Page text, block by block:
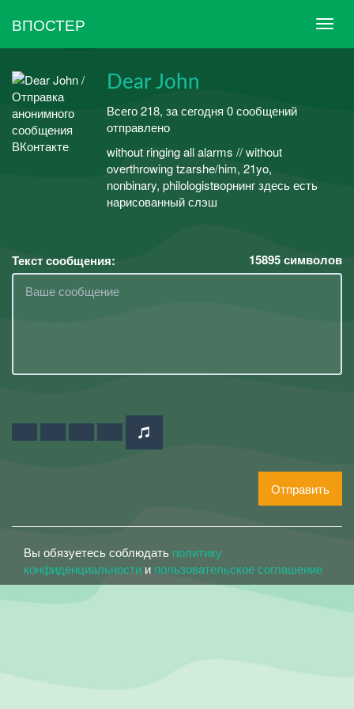
ВПОСТЕР
Dear John
Всего 218, за сегодня 0 сообщений
отправлено
without ringing all alarms // without
overthrowing tzarshe/him, 21yo,
nonbinary, philologistворнинг здесь есть
нарисованный слэш
Текст сообщения: 15895символов
Отправить
Вы обязуетесь соблюдать политику
конфиденциальности и пользовательское соглашение